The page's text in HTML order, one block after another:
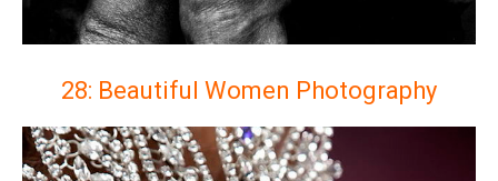
28: Beautiful Women Photography